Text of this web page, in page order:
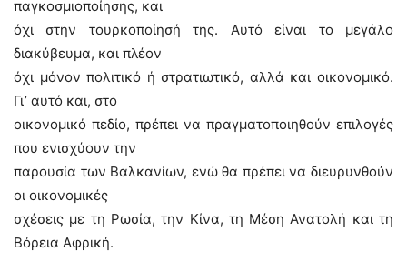
παγκοσμιοποίησης, και
όχι στην τουρκοποίησή της. Αυτό είναι το μεγάλο
διακύβευμα, και πλέον
όχι μόνον πολιτικό ή στρατιωτικό, αλλά και οικονομικό.
Γι’ αυτό και, στο
οικονομικό πεδίο, πρέπει να πραγματοποιηθούν επιλογές
που ενισχύουν την
παρουσία των Βαλκανίων, ενώ θα πρέπει να διευρυνθούν
οι οικονομικές
σχέσεις με τη Ρωσία, την Κίνα, τη Μέση Ανατολή και τη
Βόρεια Αφρική.